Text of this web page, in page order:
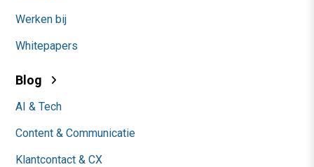
Werken bij
Whitepapers
Blog
AI & Tech
Content & Communicatie
Klantcontact & CX